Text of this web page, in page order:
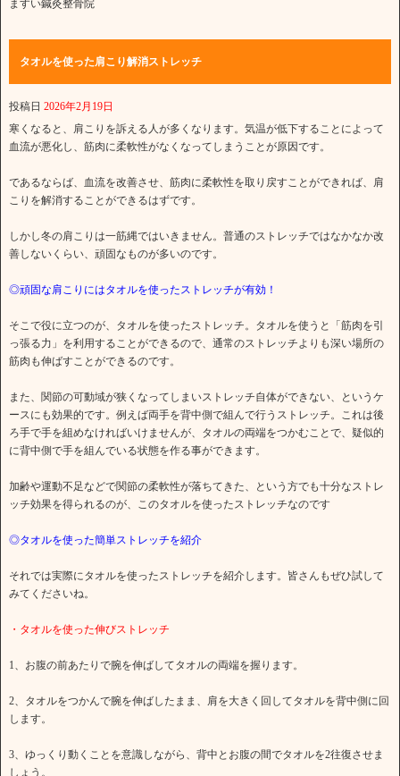
ますい鍼灸整骨院
タオルを使った肩こり解消ストレッチ
投稿日 2026年2月19日
寒くなると、肩こりを訴える人が多くなります。気温が低下することによって
血流が悪化し、筋肉に柔軟性がなくなってしまうことが原因です。
であるならば、血流を改善させ、筋肉に柔軟性を取り戻すことができれば、肩
こりを解消することができるはずです。
しかし冬の肩こりは一筋縄ではいきません。普通のストレッチではなかなか改
善しないくらい、頑固なものが多いのです。
◎頑固な肩こりにはタオルを使ったストレッチが有効！
そこで役に立つのが、タオルを使ったストレッチ。タオルを使うと「筋肉を引
っ張る力」を利用することができるので、通常のストレッチよりも深い場所の
筋肉も伸ばすことができるのです。
また、関節の可動域が狭くなってしまいストレッチ自体ができない、というケ
ースにも効果的です。例えば両手を背中側で組んで行うストレッチ。これは後
ろ手で手を組めなければいけませんが、タオルの両端をつかむことで、疑似的
に背中側で手を組んでいる状態を作る事ができます。
加齢や運動不足などで関節の柔軟性が落ちてきた、という方でも十分なストレ
ッチ効果を得られるのが、このタオルを使ったストレッチなのです
◎タオルを使った簡単ストレッチを紹介
それでは実際にタオルを使ったストレッチを紹介します。皆さんもぜひ試して
みてくださいね。
・タオルを使った伸びストレッチ
1、お腹の前あたりで腕を伸ばしてタオルの両端を握ります。
2、タオルをつかんで腕を伸ばしたまま、肩を大きく回してタオルを背中側に回
します。
3、ゆっくり動くことを意識しながら、背中とお腹の間でタオルを2往復させま
しょう。